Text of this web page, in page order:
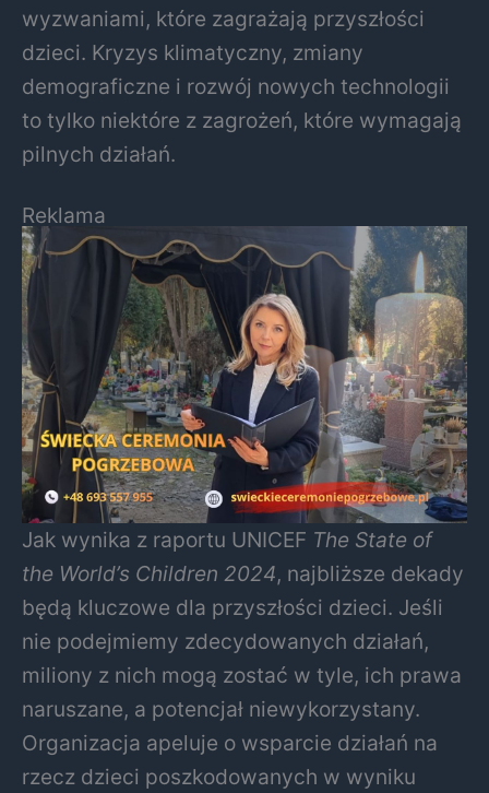
wyzwaniami, które zagrażają przyszłości
dzieci. Kryzys klimatyczny, zmiany
demograficzne i rozwój nowych technologii
to tylko niektóre z zagrożeń, które wymagają
pilnych działań.
Reklama
Jak wynika z raportu UNICEF The State of
the World’s Children 2024, najbliższe dekady
będą kluczowe dla przyszłości dzieci. Jeśli
nie podejmiemy zdecydowanych działań,
miliony z nich mogą zostać w tyle, ich prawa
naruszane, a potencjał niewykorzystany.
Organizacja apeluje o wsparcie działań na
rzecz dzieci poszkodowanych w wyniku